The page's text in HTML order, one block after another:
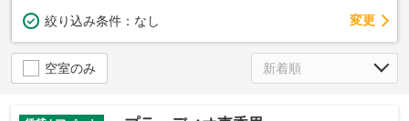
絞り込み条件： なし 変更
空室のみ